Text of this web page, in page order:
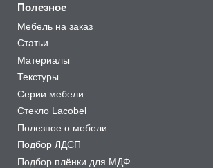
Полезное
Мебель на заказ
Статьи
Материалы
Текстуры
Серии мебели
Стекло Lacobel
Полезное о мебели
Подбор ЛДСП
Подбор плёнки для МДФ